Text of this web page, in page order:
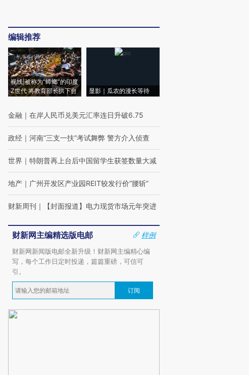
编辑推荐
视线|被称为“蟑螂”的印度
Z世代 将教育部长拱下台
显影｜瓜农的漫长等待
金融 ｜ 在岸人民币兑美元汇率连日升破6.75
政经 ｜ 河南“三支一扶”考试舞弊 警方介入侦查
世界 ｜ 特朗普再上台后中国留学生获签数量大减
地产 ｜ 广州开发区产业园REIT较发行价“腰斩”
财新周刊 ｜ 【封面报道】电力现货市场元年突进
财新网主编精选版电邮
样例
财新网新闻版电邮全新升级！财新网主编精心编
写，每个工作日定时投递，篇篇重磅，可信可
引。
订阅